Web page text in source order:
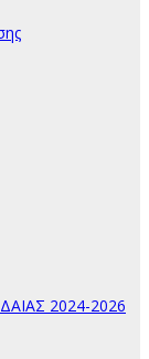
2024-2026